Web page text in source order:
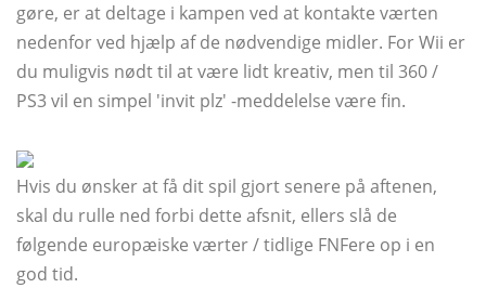
gøre, er at deltage i kampen ved at kontakte værten
nedenfor ved hjælp af de nødvendige midler. For Wii er
du muligvis nødt til at være lidt kreativ, men til 360 /
PS3 vil en simpel 'invit plz' -meddelelse være fin.
Hvis du ønsker at få dit spil gjort senere på aftenen,
skal du rulle ned forbi dette afsnit, ellers slå de
følgende europæiske værter / tidlige FNFere op i en
god tid.